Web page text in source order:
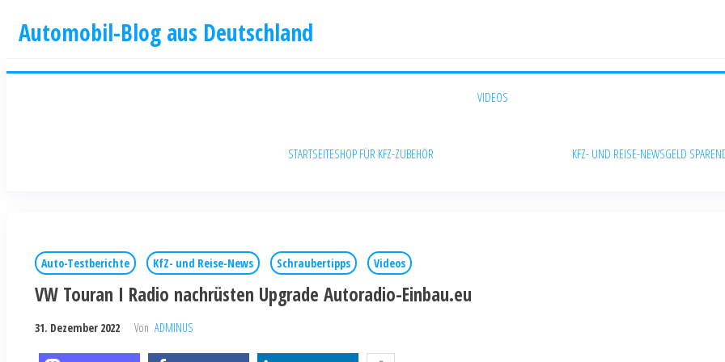
Automobil-Blog aus Deutschland
STARTSEITESHOP FÜR KFZ-ZUBEHÖR
VIDEOS
KFZ- UND REISE-NEWSGELD SPAREN
Auto-Testberichte KfZ- und Reise-News Schraubertipps Videos
VW Touran I Radio nachrüsten Upgrade Autoradio-Einbau.eu
31. Dezember 2022 Von ADMINUS